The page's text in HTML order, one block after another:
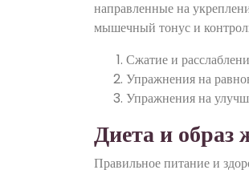
направленные на
мышечный тонус и
Сжатие и
Упражнения на
Упражнения на
Диета и образ
Правильное питание и